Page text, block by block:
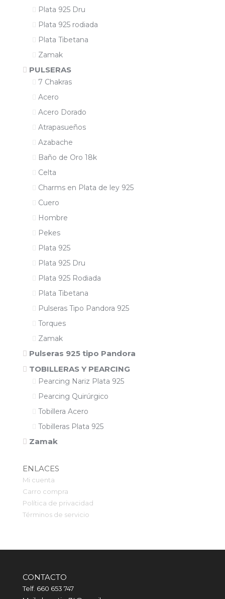
Plata 925 Dru
Plata 925 rodiada
Plata Tibetana
Zamak
PULSERAS
7 Chakras
Acero
Acero Dorado
Atrapasueños
Azabache
Baño de Oro 18k
Celta
Charms en Plata de ley 925
Cuero
Hombre
Pekes
Plata 925
Plata 925 Dru
Plata 925 Rodiada
Plata Tibetana
Pulseras Tipo Pandora 925
Torques
Zamak
Pulseras 925 tipo Pandora
TOBILLERAS Y PEARCING
Pearcing Nariz Plata 925
Pearcing Quirúrgico
Tobillera Acero
Tobilleras Plata 925
Zamak
ENLACES
Mi cuenta
Carro compra
Política de privacidad
Términos de servicio
CONTACTO
Telf. 660 653 747